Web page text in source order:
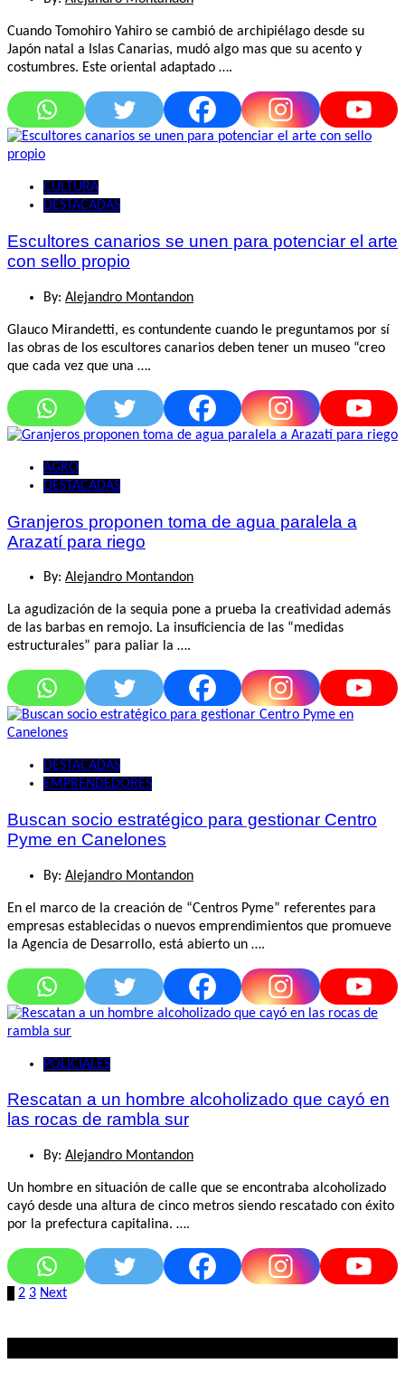
Cuando Tomohiro Yahiro se cambió de archipiélago desde su
Japón natal a Islas Canarias, mudó algo mas que su acento y
costumbres. Este oriental adaptado ….
CULTURA
DESTACADAS
Escultores canarios se unen para potenciar el arte
con sello propio
By: Alejandro Montandon
Glauco Mirandetti, es contundente cuando le preguntamos por sí
las obras de los escultores canarios deben tener un museo “creo
que cada vez que una ….
AGRO
DESTACADAS
Granjeros proponen toma de agua paralela a
Arazatí para riego
By: Alejandro Montandon
La agudización de la sequia pone a prueba la creatividad además
de las barbas en remojo. La insuficiencia de las “medidas
estructurales” para paliar la ….
DESTACADAS
EMPRENDEDORES
Buscan socio estratégico para gestionar Centro
Pyme en Canelones
By: Alejandro Montandon
En el marco de la creación de “Centros Pyme” referentes para
empresas establecidas o nuevos emprendimientos que promueve
la Agencia de Desarrollo, está abierto un ….
POLICIALES
Rescatan a un hombre alcoholizado que cayó en
las rocas de rambla sur
By: Alejandro Montandon
Un hombre en situación de calle que se encontraba alcoholizado
cayó desde una altura de cinco metros siendo rescatado con éxito
por la prefectura capitalina. ….
Paginación
2 3 Next